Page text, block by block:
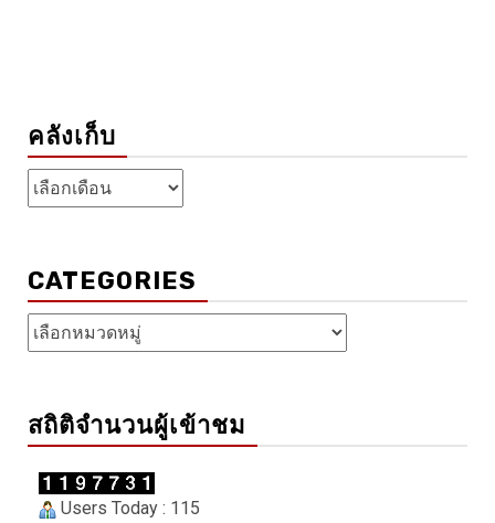
คลังเก็บ
คลัง
เก็บ
CATEGORIES
Categories
สถิติจำนวนผู้เข้าชม
Users Today : 115